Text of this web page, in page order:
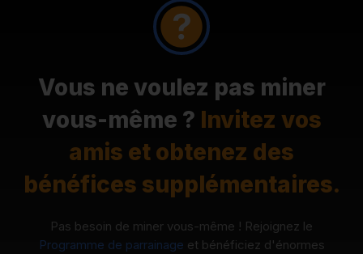
Vous ne voulez pas miner
vous-même ? Invitez vos
amis et obtenez des
bénéfices supplémentaires.
Pas besoin de miner vous-même ! Rejoignez le
Programme de parrainage et bénéficiez d'énormes